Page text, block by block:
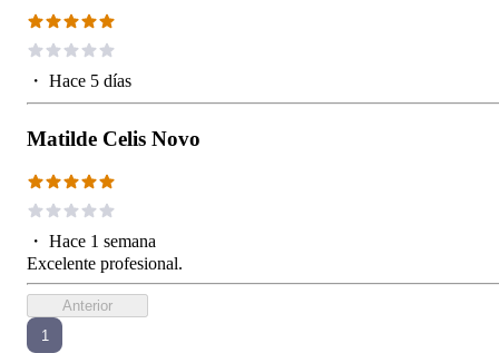
・ Hace 5 días
Matilde Celis Novo
・ Hace 1 semana
Excelente profesional.
Anterior
1